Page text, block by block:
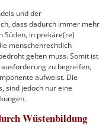
und der
dass dadurch immer mehr
Süden, in prekäre(re)
menschenrechtlich
gelten muss. Somit ist
zu begreifen,
aufweist. Die
sind jedoch nur eine
Wüstenbildung